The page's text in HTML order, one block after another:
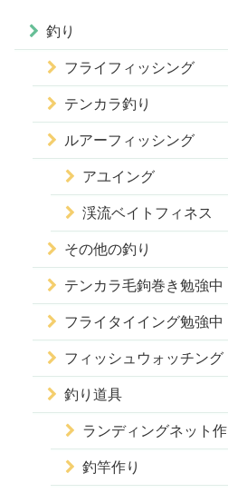
釣り
フライフィッシング
テンカラ釣り
ルアーフィッシング
アユイング
渓流ベイトフィネス
その他の釣り
テンカラ毛鉤巻き勉強中
フライタイイング勉強中
フィッシュウォッチング
釣り道具
ランディングネット作
釣竿作り